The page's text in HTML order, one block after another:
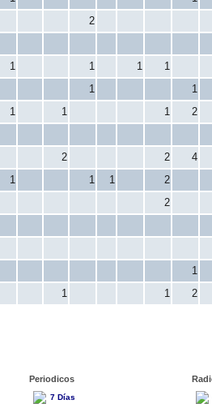
2
1 1 1
1
1
1
1 1 1
2
2 2
4
1 1 1
2
2
1
1 1 2
Periodicos
7 Días